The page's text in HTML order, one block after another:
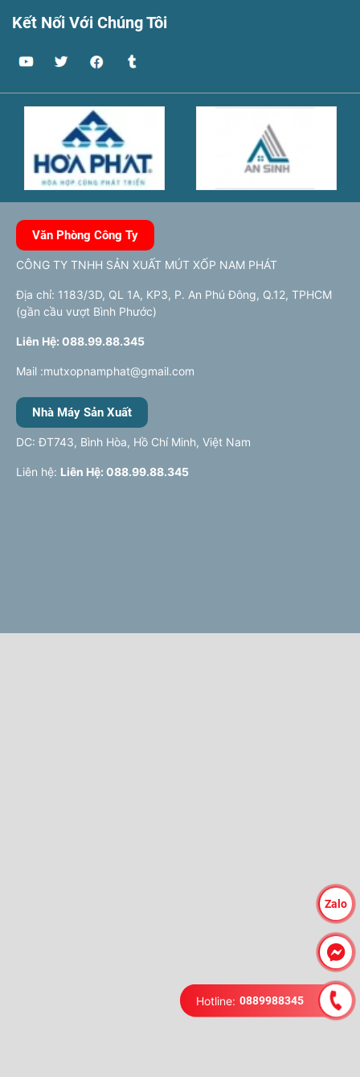
Kết Nối Với Chúng Tôi
Văn Phòng Công Ty
CÔNG TY TNHH SẢN XUẤT MÚT XỐP NAM PHÁT
Địa chỉ: 1183/3D, QL 1A, KP3, P. An Phú Đông, Q.12, TPHCM
(gần cầu vượt Bình Phước)
Liên Hệ: 088.99.88.345
Mail :mutxopnamphat@gmail.com
Nhà Máy Sản Xuất
DC: ĐT743, Bình Hòa, Hồ Chí Minh, Việt Nam
Liên hệ: Liên Hệ: 088.99.88.345
Zalo
Hotline: 0889988345